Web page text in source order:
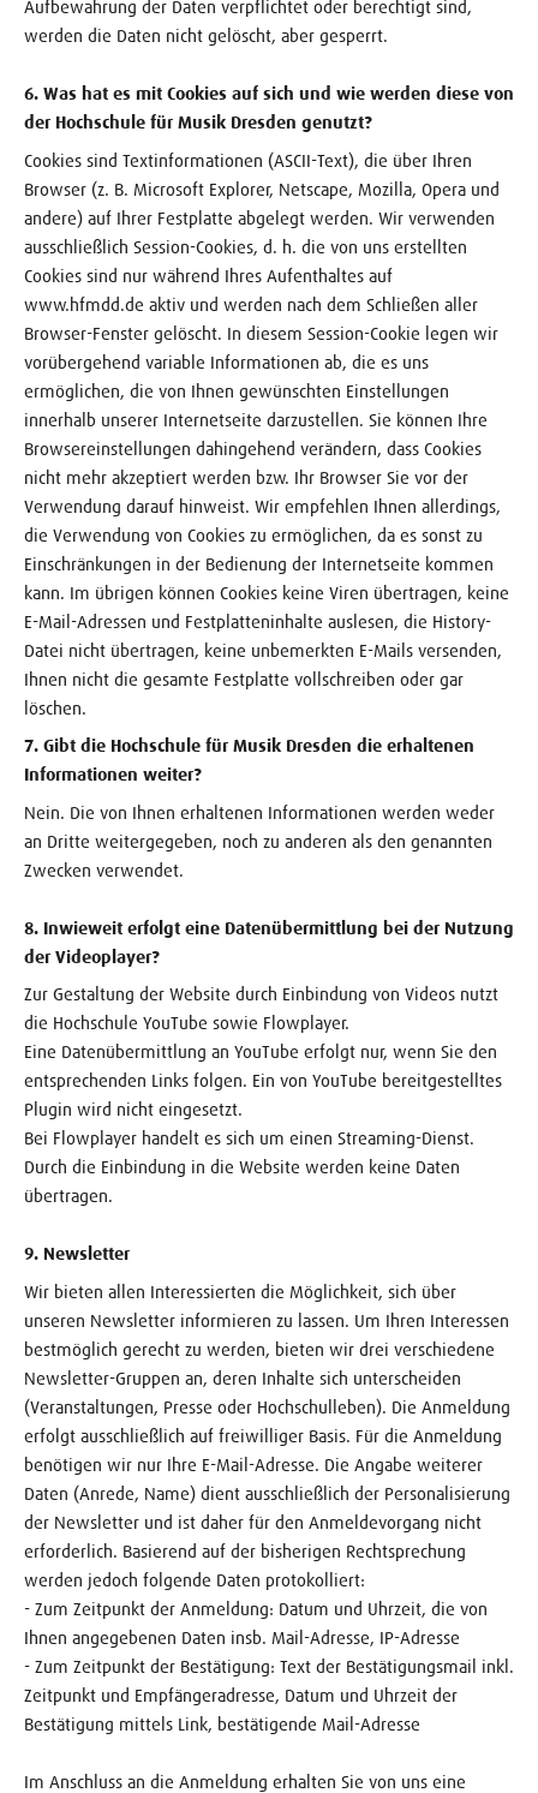
Aufbewahrung der Daten verpflichtet oder berechtigt sind,
werden die Daten nicht gelöscht, aber gesperrt.
6. Was hat es mit Cookies auf sich und wie werden diese von
der Hochschule für Musik Dresden genutzt?
Cookies sind Textinformationen (ASCII-Text), die über Ihren
Browser (z. B. Microsoft Explorer, Netscape, Mozilla, Opera und
andere) auf Ihrer Festplatte abgelegt werden. Wir verwenden
ausschließlich Session-Cookies, d. h. die von uns erstellten
Cookies sind nur während Ihres Aufenthaltes auf
www.hfmdd.de aktiv und werden nach dem Schließen aller
Browser-Fenster gelöscht. In diesem Session-Cookie legen wir
vorübergehend variable Informationen ab, die es uns
ermöglichen, die von Ihnen gewünschten Einstellungen
innerhalb unserer Internetseite darzustellen. Sie können Ihre
Browsereinstellungen dahingehend verändern, dass Cookies
nicht mehr akzeptiert werden bzw. Ihr Browser Sie vor der
Verwendung darauf hinweist. Wir empfehlen Ihnen allerdings,
die Verwendung von Cookies zu ermöglichen, da es sonst zu
Einschränkungen in der Bedienung der Internetseite kommen
kann. Im übrigen können Cookies keine Viren übertragen, keine
E-Mail-Adressen und Festplatteninhalte auslesen, die History-
Datei nicht übertragen, keine unbemerkten E-Mails versenden,
Ihnen nicht die gesamte Festplatte vollschreiben oder gar
löschen.
7. Gibt die Hochschule für Musik Dresden die erhaltenen
Informationen weiter?
Nein. Die von Ihnen erhaltenen Informationen werden weder
an Dritte weitergegeben, noch zu anderen als den genannten
Zwecken verwendet.
8. Inwieweit erfolgt eine Datenübermittlung bei der Nutzung
der Videoplayer?
Zur Gestaltung der Website durch Einbindung von Videos nutzt
die Hochschule YouTube sowie Flowplayer.
Eine Datenübermittlung an YouTube erfolgt nur, wenn Sie den
entsprechenden Links folgen. Ein von YouTube bereitgestelltes
Plugin wird nicht eingesetzt.
Bei Flowplayer handelt es sich um einen Streaming-Dienst.
Durch die Einbindung in die Website werden keine Daten
übertragen.
9. Newsletter
Wir bieten allen Interessierten die Möglichkeit, sich über
unseren Newsletter informieren zu lassen. Um Ihren Interessen
bestmöglich gerecht zu werden, bieten wir drei verschiedene
Newsletter-Gruppen an, deren Inhalte sich unterscheiden
(Veranstaltungen, Presse oder Hochschulleben). Die Anmeldung
erfolgt ausschließlich auf freiwilliger Basis. Für die Anmeldung
benötigen wir nur Ihre E-Mail-Adresse. Die Angabe weiterer
Daten (Anrede, Name) dient ausschließlich der Personalisierung
der Newsletter und ist daher für den Anmeldevorgang nicht
erforderlich. Basierend auf der bisherigen Rechtsprechung
werden jedoch folgende Daten protokolliert:
- Zum Zeitpunkt der Anmeldung: Datum und Uhrzeit, die von
Ihnen angegebenen Daten insb. Mail-Adresse, IP-Adresse
- Zum Zeitpunkt der Bestätigung: Text der Bestätigungsmail inkl.
Zeitpunkt und Empfängeradresse, Datum und Uhrzeit der
Bestätigung mittels Link, bestätigende Mail-Adresse
Im Anschluss an die Anmeldung erhalten Sie von uns eine